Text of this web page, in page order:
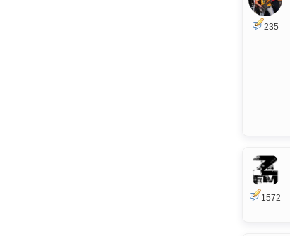
235
1572